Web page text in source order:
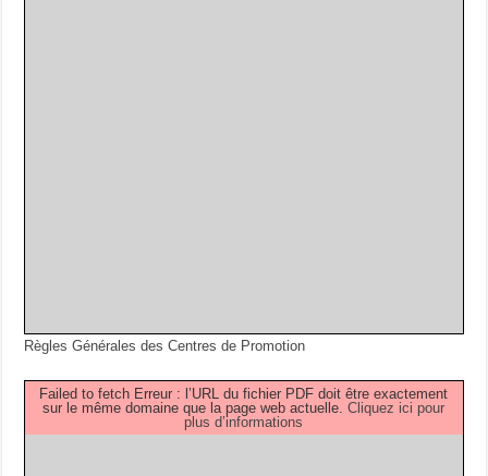
Règles Générales des Centres de Promotion
Failed to fetch Erreur : l’URL du fichier PDF doit être exactement
sur le même domaine que la page web actuelle.Cliquez ici pour
plus d’informations